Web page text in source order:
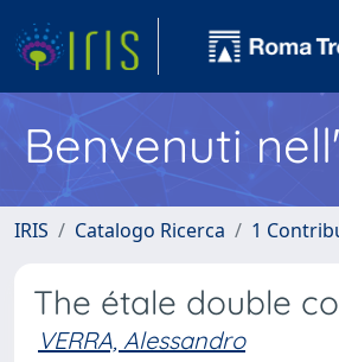
Benvenuti
IRIS Catalogo Ricerca 1
The étale double
VERRA, Alessandro